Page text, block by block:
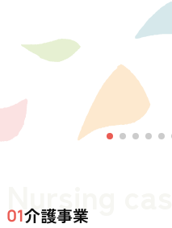
Nursing case
01介護事業